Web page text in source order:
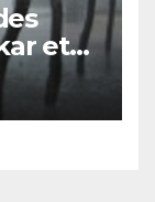
et
ce